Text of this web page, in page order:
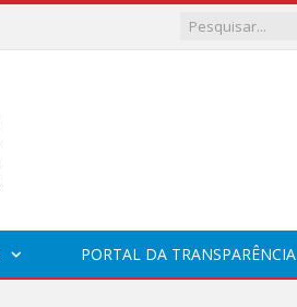
PORTAL DA TRANSPARÊNCIA